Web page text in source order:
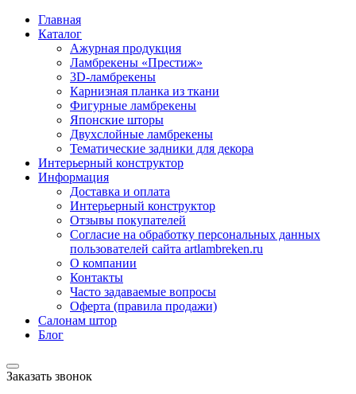
Главная
Каталог
Ажурная продукция
Ламбрекены «Престиж»
3D-ламбрекены
Карнизная планка из ткани
Фигурные ламбрекены
Японские шторы
Двухслойные ламбрекены
Тематические задники для декора
Интерьерный конструктор
Информация
Доставка и оплата
Интерьерный конструктор
Отзывы покупателей
Согласие на обработку персональных данных
пользователей сайта artlambreken.ru
О компании
Контакты
Часто задаваемые вопросы
Оферта (правила продажи)
Салонам штор
Блог
Заказать звонок